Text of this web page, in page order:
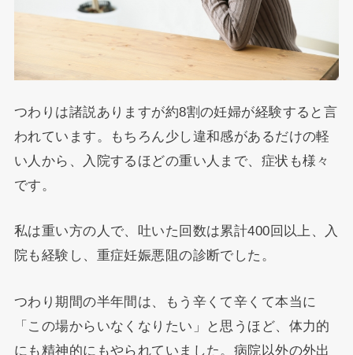
つわりは諸説ありますが約8割の妊婦が経験すると言
われています。もちろん少し違和感があるだけの軽
い人から、入院するほどの重い人まで、症状も様々
です。
私は重い方の人で、吐いた回数は累計400回以上、入
院も経験し、重症妊娠悪阻の診断でした。
つわり期間の半年間は、もう辛くて辛くて本当に
「この場からいなくなりたい」と思うほど、体力的
にも精神的にもやられていました。病院以外の外出